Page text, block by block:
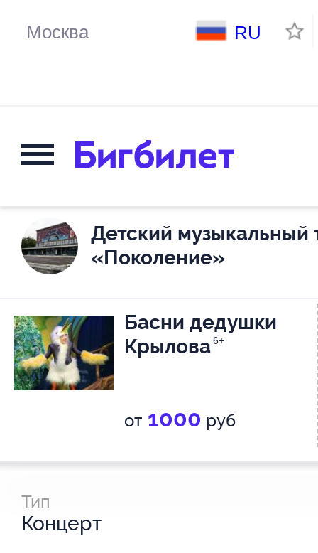
RU
Детский музыкальный
«Поколение»
Басни дедушки
Крылова6+
от 1000 руб
Тип
Концерт